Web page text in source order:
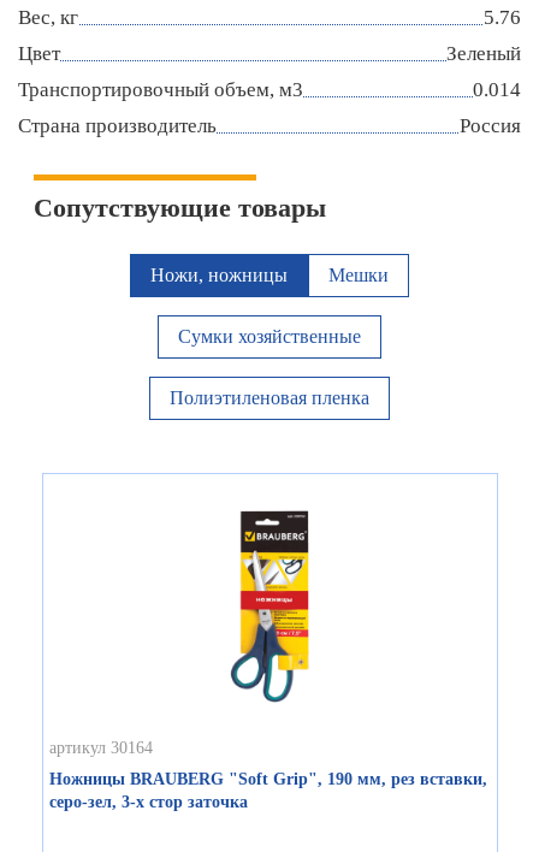
Вес, кг
5.76
Цвет
Зеленый
Транспортировочный объем, м3
0.014
Страна производитель
Россия
Сопутствующие товары
Ножи, ножницы Мешки
Сумки хозяйственные
Полиэтиленовая пленка
артикул 30164
Ножницы BRAUBERG "Soft Grip", 190 мм, рез вставки,
серо-зел, 3-х стор заточка